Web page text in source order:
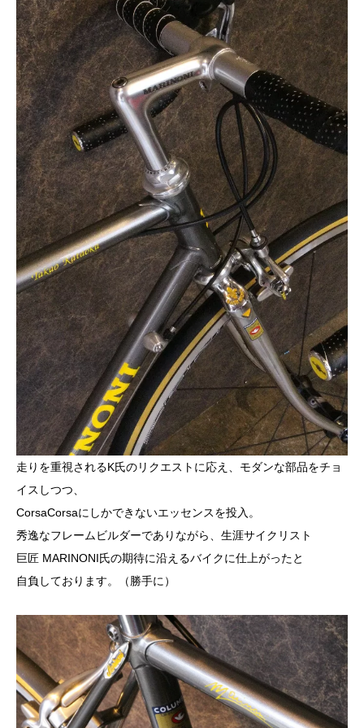
走りを重視されるK氏のリクエストに応え、モダンな部品をチョ
イスしつつ、
CorsaCorsaにしかできないエッセンスを投入。
秀逸なフレームビルダーでありながら、生涯サイクリスト
巨匠 MARINONI氏の期待に沿えるバイクに仕上がったと
自負しております。（勝手に）